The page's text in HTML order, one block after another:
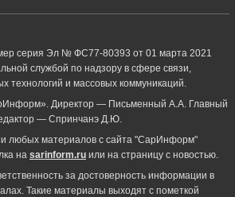
серия Эл № ФС77-80393 от 01 марта 2021
службой по надзору в сфере связи,
технологий и массовых коммуникаций.
Директор — Письменный А.А. Главный
— Спринчанэ Д.Ю.
любых материалов с сайта "СарИнформ"
на sarinform.ru или на страницу с новостью.
за достоверность информации в
Такие материалы выходят с пометкой